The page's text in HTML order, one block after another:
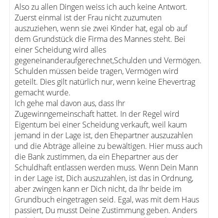
Also zu allen Dingen weiss ich auch keine Antwort.
Zuerst einmal ist der Frau nicht zuzumuten
auszuziehen, wenn sie zwei Kinder hat, egal ob auf
dem Grundstück die Firma des Mannes steht. Bei
einer Scheidung wird alles
gegeneinanderaufgerechnet,Schulden und Vermögen.
Schulden müssen beide tragen, Vermögen wird
geteilt. Dies gilt natürlich nur, wenn keine Ehevertrag
gemacht wurde.
Ich gehe mal davon aus, dass Ihr
Zugewinngemeinschaft hattet. In der Regel wird
Eigentum bei einer Scheidung verkauft, weil kaum
jemand in der Lage ist, den Ehepartner auszuzahlen
und die Abträge alleine zu bewältigen. Hier muss auch
die Bank zustimmen, da ein Ehepartner aus der
Schuldhaft entlassen werden muss. Wenn Dein Mann
in der Lage ist, Dich auszuzahlen, ist das in Ordnung,
aber zwingen kann er Dich nicht, da Ihr beide im
Grundbuch eingetragen seid. Egal, was mit dem Haus
passiert, Du musst Deine Zustimmung geben. Anders